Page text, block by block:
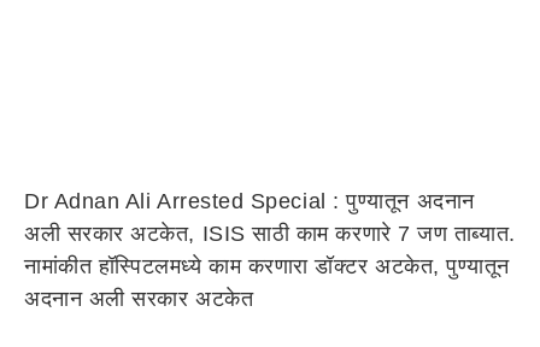
Dr Adnan Ali Arrested Special : पुण्यातून अदनान
अली सरकार अटकेत, ISIS साठी काम करणारे 7 जण ताब्यात.
नामांकीत हॉस्पिटलमध्ये काम करणारा डॉक्टर अटकेत, पुण्यातून
अदनान अली सरकार अटकेत